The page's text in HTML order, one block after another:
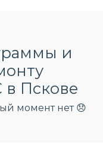
и
в Пскове
момент нет 😞